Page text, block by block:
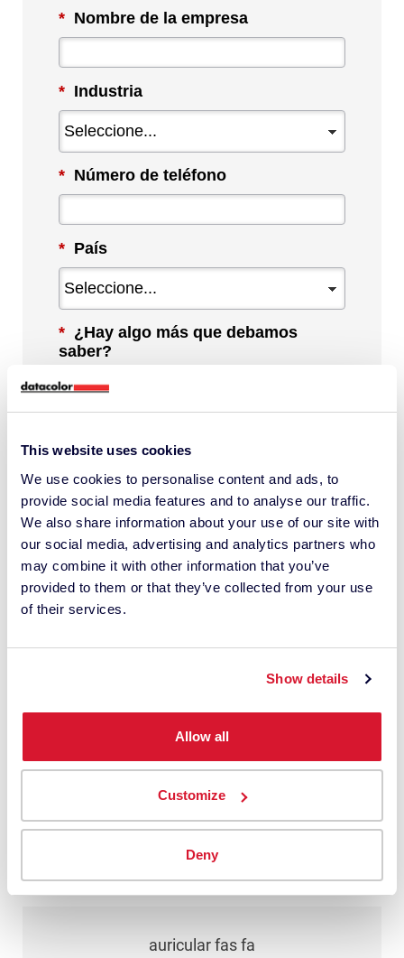
This website uses cookies
We use cookies to personalise content and ads, to
provide social media features and to analyse our traffic.
We also share information about your use of our site with
our social media, advertising and analytics partners who
may combine it with other information that you’ve
provided to them or that they’ve collected from your use
of their services.
Show details
Allow all
Customize
Deny
auricular fas fa
* Nombre de la empresa
* Industria
* Número de teléfono
* País
* ¿Hay algo más que debamos
saber?
Al marcar esta casilla, acepto recibir
comunicaciones de Datacolor sobre
contenido, productos y servicios
relevantes. Puedo darme de baja en
cualquier momento.
*
Entiendo que Datacolor procesa mis
datos personales con esta solicitud. Esto
y doy mi consentimiento.
Enviar